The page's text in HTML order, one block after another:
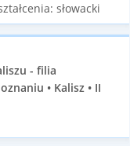
słowacki
- filia
• Kalisz • II